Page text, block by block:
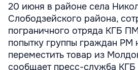
20 июня в районе села
Слободзейского района,
пограничного отряда КГБ
попытку группы граждан РМ
переместить товар из
сообщает пресс-служба